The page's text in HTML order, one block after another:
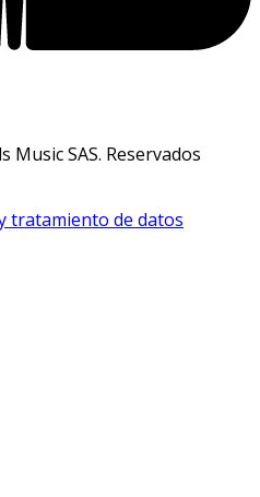
SAS. Reservados
tratamiento de datos